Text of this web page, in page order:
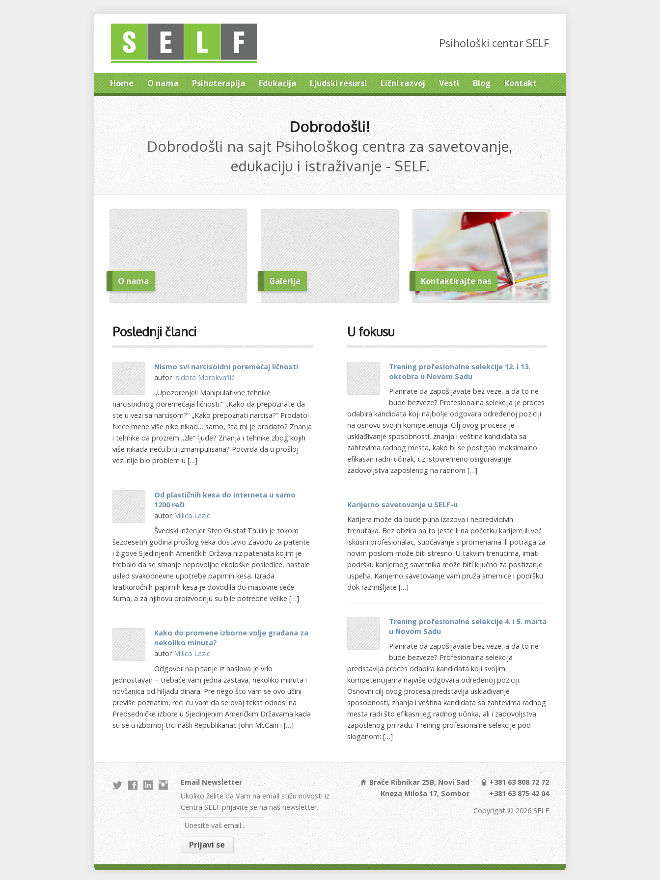
Psihološki centar SELF
Home O nama Psihoterapija Edukacija Ljudski resursi Lični razvoj Vesti Blog Kontakt
Dobrodošli!
Dobrodošli na sajt Psihološkog centra za savetovanje,
edukaciju i istraživanje - SELF.
O nama Galerija Kontaktirajte nas
Poslednji članci
Nismo svi narcisoidni poremećaj ličnosti
autor Isidora Morokvašić
„Upozorenje!! Manipulativne tehnike
narcisoidnog poremećaja ličnosti.“ „Kako da prepoznate da
ste u vezi sa narcisom?“ „Kako prepoznati narcisa?“ Prodato!
Neće mene više niko nikad… samo, šta mi je prodato? Znanja
i tehnike da prozrem „zle“ ljude? Znanja i tehnike zbog kojih
više nikada neću biti izmanipulisana? Potvrda da u prošloj
vezi nije bio problem u […]
Od plastičnih kesa do interneta u samo
1200 reči
autor Milica Lazić
Švedski inženjer Sten Gustaf Thulin je tokom
šezdesetih godina prošlog veka dostavio Zavodu za patente
i žigove Sjedinjenih Američkih Država niz patenata kojim je
trebalo da se smanje nepovoljne ekološke posledice, nastale
usled svakodnevne upotrebe papirnih kesa. Izrada
kratkoročnih papirnih kesa je dovodila do masovne seče
šuma, a za njihovu proizvodnju su bile potrebne velike […]
Kako do promene izborne volje građana za
nekoliko minuta?
autor Milica Lazić
Odgovor na pitanje iz naslova je vrlo
jednostavan – trebaće vam jedna zastava, nekoliko minuta i
novčanica od hiljadu dinara. Pre nego što vam se ovo učini
previše poznatim, reći ću vam da se ovaj tekst odnosi na
Predsedničke izbore u Sjedinjenim Američkim Državama kada
su se u izbornoj trci našli Republikanac John McCain i […]
U fokusu
Trening profesionalne selekcije 12. i 13.
oktobra u Novom Sadu
Planirate da zapošljavate bez veze, a da to ne
bude bezveze? Profesionalna selekcija je proces
odabira kandidata koji najbolje odgovara određenoj poziciji
na osnovu svojih kompetencija. Cilj ovog procesa je
usklađivanje sposobnosti, znanja i veština kandidata sa
zahtevima radnog mesta, kako bi se postigao maksimalno
efikasan radni učinak, uz istovremeno osiguravanje
zadovoljstva zaposlenog na radnom […]
Karijerno savetovanje u SELF-u
Karijera može da bude puna izazova i nepredvidivih
trenutaka. Bez obzira na to jeste li na početku karijere ili već
iskusni profesionalac, suočavanje s promenama ili potraga za
novim poslom može biti stresno. U takvim trenucima, imati
podršku karijernog savetnika može biti ključno za postizanje
uspeha. Karijerno savetovanje vam pruža smernice i podršku
dok razmišljate […]
Trening profesionalne selekcije 4. i 5. marta
u Novom Sadu
Planirate da zapošljavate bez veze, a da to ne
bude bezveze? Profesionalna selekcija
predstavlja proces odabira kandidata koji svojim
kompetencijama najviše odgovara određenoj poziciji.
Osnovni cilj ovog procesa predstavlja usklađivanje
sposobnosti, znanja i veština kandidata sa zahtevima radnog
mesta radi što efikasnijeg radnog učinka, ali i zadovoljstva
zaposlenog pri radu. Trening profesionalne selekcije pod
sloganom: […]
Email Newsletter
Ukoliko želite da Vam na email stižu novosti iz
Centra SELF prijavite se na naš newsletter.
Braće Ribnikar 25B, Novi Sad
Kneza Miloša 17, Sombor
+381 63 808 72 72
+381 63 875 42 04
Copyright © 2026 SELF